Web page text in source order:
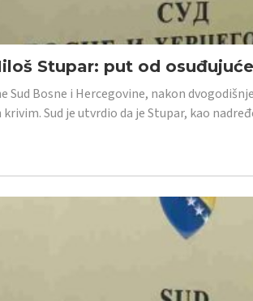
Stupar: put od
Sud Bosne i Hercegovine, nakon
Sud je utvrdio da je Stupar, kao